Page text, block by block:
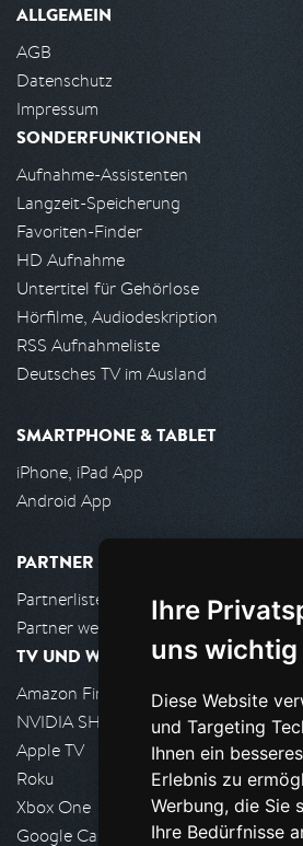
Ihre
uns wichtig
Diese Website
und Targeting
Ihnen ein
Erlebnis zu
Werbung, die Sie
Ihre Bedürfnisse
ALLGEMEIN
AGB
Datenschutz
Impressum
SONDERFUNKTIONEN
Aufnahme-Assistenten
Langzeit-Speicherung
Favoriten-Finder
HD Aufnahme
Untertitel für Gehörlose
Hörfilme, Audiodeskription
RSS Aufnahmeliste
Deutsches TV im Ausland
SMARTPHONE & TABLET
iPhone, iPad App
Android App
PARTNER
Partnerliste
Partner werden
TV UND WOHNZIMMER
Amazon FireTV
NVIDIA SHIELD, Google TV
Apple TV
Roku
Xbox One
Google Cast